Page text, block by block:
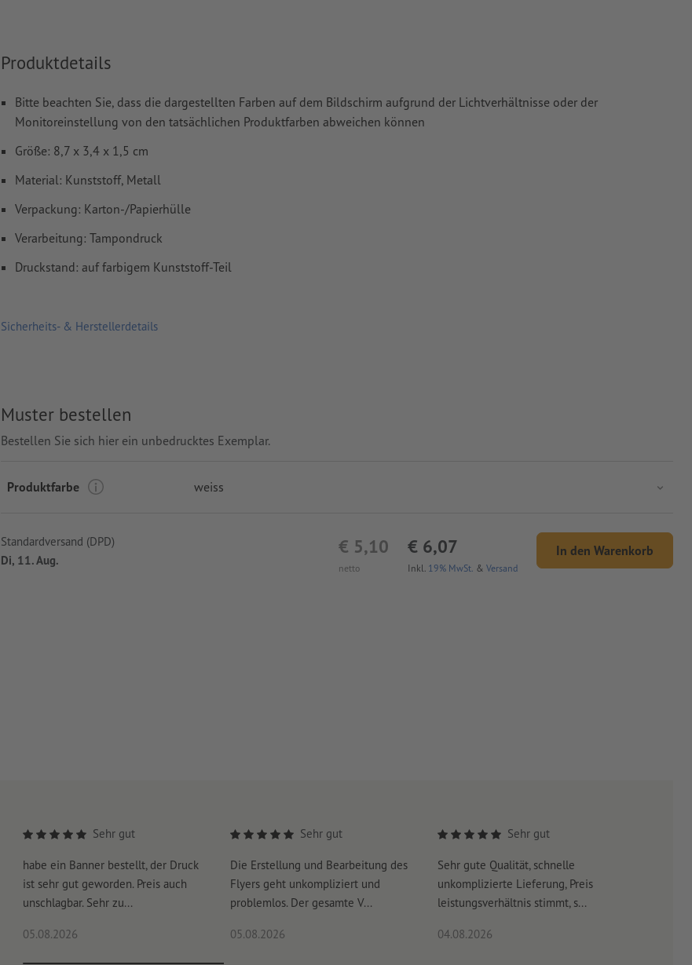
Produktdetails
Bitte beachten Sie, dass die dargestellten Farben auf dem Bildschirm aufgrund der Lichtverhältnisse oder der
Monitoreinstellung von den tatsächlichen Produktfarben abweichen können
Größe: 8,7 x 3,4 x 1,5 cm
Material: Kunststoff, Metall
Verpackung: Karton-/Papierhülle
Verarbeitung: Tampondruck
Druckstand: auf farbigem Kunststoff-Teil
Sicherheits- & Herstellerdetails
Muster bestellen
Bestellen Sie sich hier ein unbedrucktes Exemplar.
Produktfarbe weiss
netto
€ 5,10
Inkl. 19% MwSt. & Versand
€ 6,07 In den Warenkorb
Standardversand (DPD)
Di, 11. Aug.
Sehr gut
habe ein Banner bestellt, der Druck
ist sehr gut geworden. Preis auch
unschlagbar. Sehr zu...
05.08.2026
Sehr gut
Die Erstellung und Bearbeitung des
Flyers geht unkompliziert und
problemlos. Der gesamte V...
05.08.2026
Sehr gut
Sehr gute Qualität, schnelle
unkomplizierte Lieferung, Preis
leistungsverhältnis stimmt, s...
04.08.2026